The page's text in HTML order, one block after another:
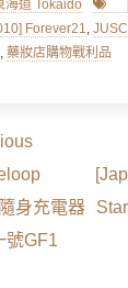
道 Tokaido Tags
Forever21,
, 藥妝店購物戰利品
身充電器
號GF1